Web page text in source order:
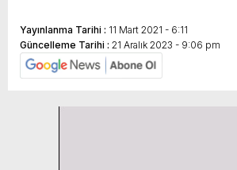
Yayınlanma Tarihi : 11 Mart 2021 - 6:11
Güncelleme Tarihi : 21 Aralık 2023 - 9:06 pm